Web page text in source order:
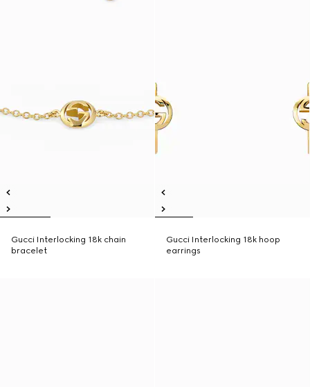
Gucci Interlocking 18k chain
bracelet
Gucci Interlocking 18k hoop
earrings